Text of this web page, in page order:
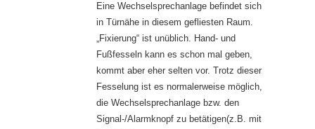
Eine Wechselsprechanlage befindet sich
in Türnähe in diesem gefliesten Raum.
„Fixierung“ ist unüblich. Hand- und
Fußfesseln kann es schon mal geben,
kommt aber eher selten vor. Trotz dieser
Fesselung ist es normalerweise möglich,
die Wechselsprechanlage bzw. den
Signal-/Alarmknopf zu betätigen(z.B. mit